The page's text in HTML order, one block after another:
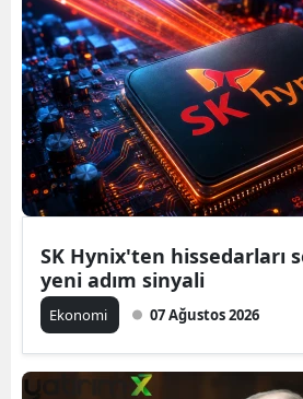
SK Hynix'ten hissedarları
yeni adım sinyali
Ekonomi 07 Ağustos 2026